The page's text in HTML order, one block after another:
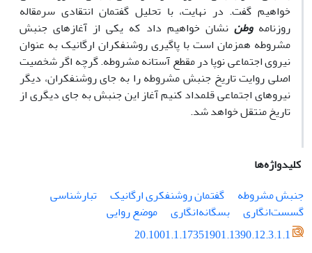
خواهیم گفت. در نهایت، با تحلیل گفتمان انتقادى سرمقاله
روزنامهوطن نشان خواهیم داد که یکى از آغازهاى جنبش
مشروطه همزمان است با پاگیرى روشنفکران ارگانیک به عنوان
نیروى اجتماعى نوپا در مقطع آستانه مشروطه. گرچه اگر شخصیت
اصلى روایت تاریخ جنبش مشروطه را به جاى روشنفکران، دیگر
نیروهاى اجتماعى قلمداد کنیم آغاز این جنبش به جاى دیگرى از
تاریخ منتقل خواهد شد.
کلیدواژه‌ها
جنبش مشروطه
گفتمان روشنفکرى ارگانیک
تبارشناسى
گسست‌انگارى
بسگانه‌انگارى
موضع روایى
20.1001.1.17351901.1390.12.3.1.1